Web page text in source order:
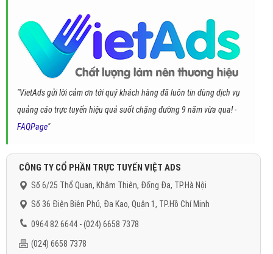
"VietAds gửi lời cảm ơn tới quý khách hàng đã luôn tin dùng dịch vụ
quảng cáo trực tuyến hiệu quả suốt chặng đường 9 năm vừa qua! -
FAQPage"
CÔNG TY CỔ PHẦN TRỰC TUYẾN VIỆT ADS
Số 6/25 Thổ Quan, Khâm Thiên, Đống Đa, TP.Hà Nội
Số 36 Điện Biên Phủ, Đa Kao, Quận 1, TP.Hồ Chí Minh
0964 82 6644 - (024) 6658 7378
(024) 6658 7378